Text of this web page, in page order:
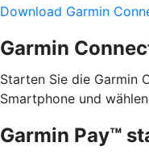
Download Garmin
Garmin
Starten Sie die Garmin
Smartphone und
Garmin Pay™